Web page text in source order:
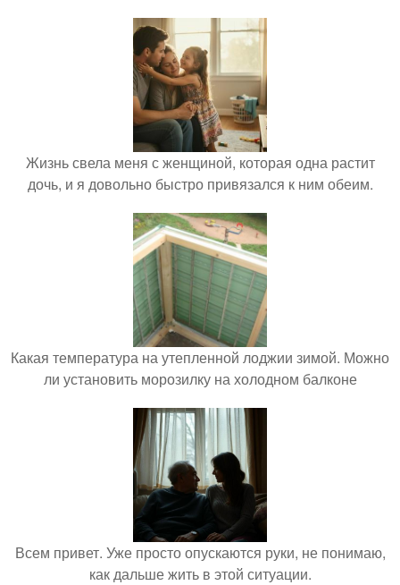
Жизнь свела меня с женщиной, которая одна растит
дочь, и я довольно быстро привязался к ним обеим.
Какая температура на утепленной лоджии зимой. Можно
ли установить морозилку на холодном балконе
Всем привет. Уже просто опускаются руки, не понимаю,
как дальше жить в этой ситуации.